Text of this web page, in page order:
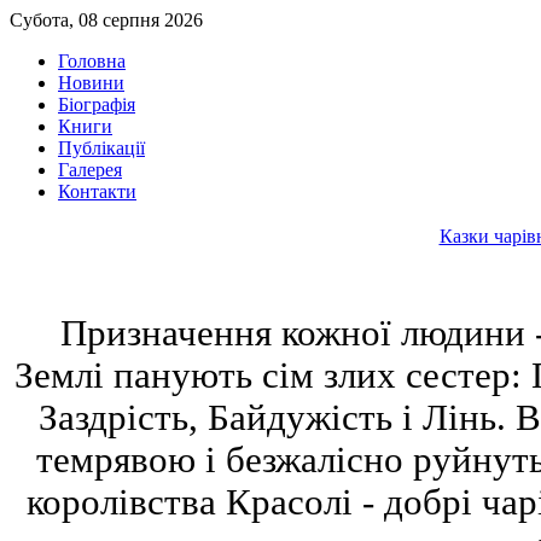
Субота, 08 серпня 2026
Головна
Новини
Біографія
Книги
Публікації
Галерея
Контакти
Казки
Призначення кожної людини
Землі панують сім злих
Заздрість, Байдужість і
темрявою і безжалісно
королівства Красолі - добрі